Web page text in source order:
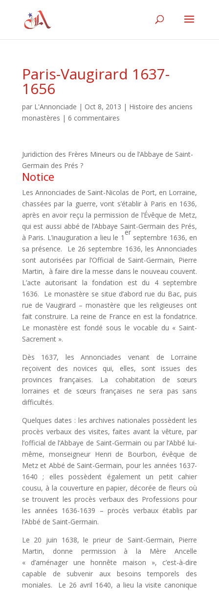
Paris-Vaugirard 1637-
1656
par L'Annonciade | Oct 8, 2013 | Histoire des anciens
monastères | 6 commentaires
Juridiction des Frères Mineurs ou de l’Abbaye de Saint-
Germain des Prés ?
Notice
Les Annonciades de Saint-Nicolas de Port, en Lorraine,
chassées par la guerre, vont s’établir à Paris en 1636,
après en avoir reçu la permission de l’Évêque de Metz,
qui est aussi abbé de l’Abbaye Saint-Germain des Prés,
à Paris. L’inauguration a lieu le 1
er
septembre 1636, en
sa présence. Le 26 septembre 1636, les Annonciades
sont autorisées par l’Official de Saint-Germain, Pierre
Martin, à faire dire la messe dans le nouveau couvent.
L’acte autorisant la fondation est du 4 septembre
1636. Le monastère se situe d’abord rue du Bac, puis
rue de Vaugirard – monastère que les religieuses ont
fait construire. La reine de France en est la fondatrice.
Le monastère est fondé sous le vocable du « Saint-
Sacrement ».
Dès 1637, les Annonciades venant de Lorraine
reçoivent des novices qui, elles, sont issues des
provinces françaises. La cohabitation de sœurs
lorraines et de sœurs françaises ne sera pas sans
difficultés.
Quelques dates : les archives nationales possèdent les
procès verbaux des visites, faites avant la vêture, par
l’official de l’Abbaye de Saint-Germain ou par l’Abbé lui-
même, monseigneur Henri de Bourbon, évêque de
Metz et Abbé de Saint-Germain, pour les années 1637-
1640 ; elles possèdent également un petit cahier
cousu, à la couverture en papier, décorée de fleurs où
se trouvent les procès verbaux des Professions pour
les années 1636-1639 – procès verbaux établis par
l’Abbé de Saint-Germain.
Le 20 juin 1638, le prieur de Saint-Germain, Pierre
Martin, donne permission à la Mère Ancelle
« d’aménager une honnête maison », c’est-à-dire
capable de subvenir aux besoins temporels des
moniales. Le 26 avril 1640, a lieu la visite canonique